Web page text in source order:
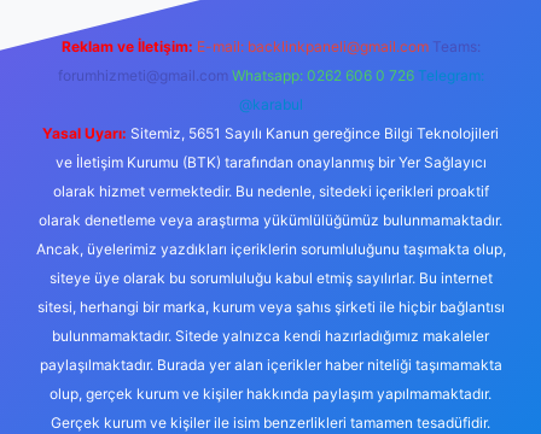
Reklam ve İletişim: E-mail: backlinkpaneli@gmail.com Teams:
forumhizmeti@gmail.com Whatsapp: 0262 606 0 726 Telegram:
@karabul
Yasal Uyarı: Sitemiz, 5651 Sayılı Kanun gereğince Bilgi Teknolojileri
ve İletişim Kurumu (BTK) tarafından onaylanmış bir Yer Sağlayıcı
olarak hizmet vermektedir. Bu nedenle, sitedeki içerikleri proaktif
olarak denetleme veya araştırma yükümlülüğümüz bulunmamaktadır.
Ancak, üyelerimiz yazdıkları içeriklerin sorumluluğunu taşımakta olup,
siteye üye olarak bu sorumluluğu kabul etmiş sayılırlar. Bu internet
sitesi, herhangi bir marka, kurum veya şahıs şirketi ile hiçbir bağlantısı
bulunmamaktadır. Sitede yalnızca kendi hazırladığımız makaleler
paylaşılmaktadır. Burada yer alan içerikler haber niteliği taşımamakta
olup, gerçek kurum ve kişiler hakkında paylaşım yapılmamaktadır.
Gerçek kurum ve kişiler ile isim benzerlikleri tamamen tesadüfidir.